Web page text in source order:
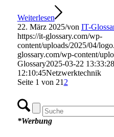
Weiterlesen
22. März 2025/von IT-
https://it-glossary.com/wp-
content/uploads/2025/04/
glossary.com/wp-content/
Glossary2025-03-22 13:33:28
12:10:45Netzwerktechnik
Seite 1 von 21 2
*Werbung